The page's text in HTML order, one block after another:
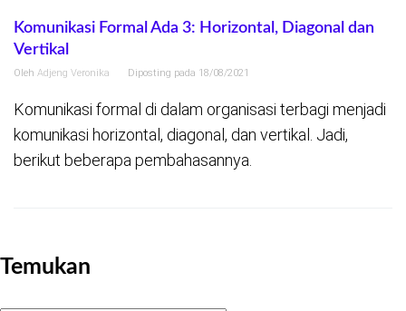
Komunikasi Formal Ada 3: Horizontal, Diagonal dan
Vertikal
Oleh Adjeng Veronika Diposting pada 18/08/2021
Komunikasi formal di dalam organisasi terbagi menjadi
komunikasi horizontal, diagonal, dan vertikal. Jadi,
berikut beberapa pembahasannya.
Temukan